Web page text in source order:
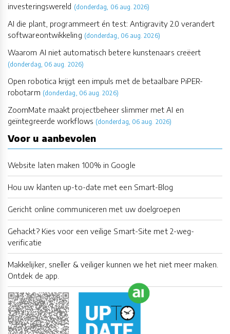
investeringswereld (donderdag, 06 aug. 2026)
AI die plant, programmeert én test: Antigravity 2.0 verandert
softwareontwikkeling (donderdag, 06 aug. 2026)
Waarom AI niet automatisch betere kunstenaars creëert
(donderdag, 06 aug. 2026)
Open robotica krijgt een impuls met de betaalbare PiPER-
robotarm (donderdag, 06 aug. 2026)
ZoomMate maakt projectbeheer slimmer met AI en
geïntegreerde workflows (donderdag, 06 aug. 2026)
Voor u aanbevolen
Website laten maken 100% in Google
Hou uw klanten up-to-date met een Smart-Blog
Gericht online communiceren met uw doelgroepen
Gehackt? Kies voor een veilige Smart-Site met 2-weg-
verificatie
Makkelijker, sneller & veiliger kunnen we het niet meer maken.
Ontdek de app.